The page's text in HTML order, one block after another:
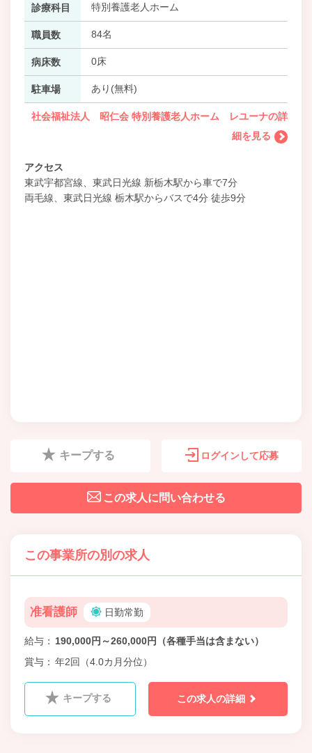
診療科目 特別養護老人ホーム
職員数 84名
病床数 0床
駐車場 あり(無料)
社会福祉法人 昭仁会 特別養護老人ホーム レユーナの詳
細を見る
アクセス
東武宇都宮線、東武日光線 新栃木駅から車で7分
両毛線、東武日光線 栃木駅からバスで4分 徒歩9分
キープする ログインして応募
この求人に問い合わせる
この事業所の別の求人
准看護師 日勤常勤
給与
190,000円～260,000円（各種手当は含まない）
賞与
年2回（4.0カ月分位）
キープする この求人の詳細